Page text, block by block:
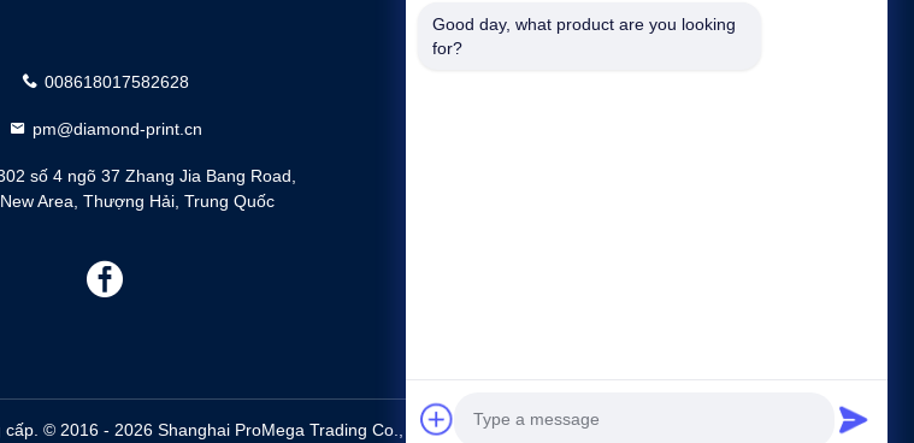
008618017582628
pm@diamond-print.cn
số 4 ngõ 37 Zhang Jia Bang Road,
Area, Thượng Hải, Trung Quốc
述
Đường dẫn nhanh
© 2016 - 2026 Shanghai ProMega Trading Co., Ltd.. All Rights Reserved.
Good day, what product are you looking
for?